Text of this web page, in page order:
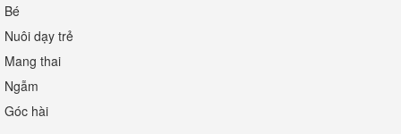
Bé
Nuôi dạy trẻ
Mang thai
Ngẫm
Góc hài